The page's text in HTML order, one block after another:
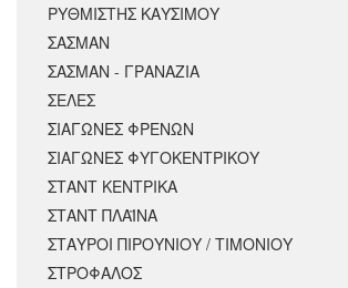
ΡΥΘΜΙΣΤΗΣ ΚΑΥΣΙΜΟΥ
ΣΑΣΜΑΝ
ΣΑΣΜΑΝ - ΓΡΑΝΑΖΙΑ
ΣΕΛΕΣ
ΣΙΑΓΩΝΕΣ ΦΡΕΝΩΝ
ΣΙΑΓΩΝΕΣ ΦΥΓΟΚΕΝΤΡΙΚΟΥ
ΣΤΑΝΤ ΚΕΝΤΡΙΚΑ
ΣΤΑΝΤ ΠΛΑΪΝΑ
ΣΤΑΥΡΟΙ ΠΙΡΟΥΝΙΟΥ / ΤΙΜΟΝΙΟΥ
ΣΤΡΟΦΑΛΟΣ